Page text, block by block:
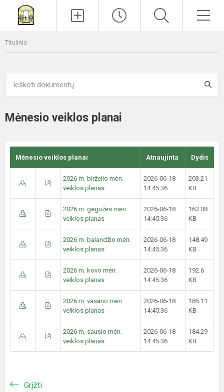
Titulinis
Mėnesio veiklos planai
Mėnesio veiklos planai Atnaujinta Dydis
2026 m. birželio mėn.
veiklos planas
2026-06-18
14:45:36
203.21
KB
2026 m. gegužės mėn.
veiklos planas
2026-06-18
14:45:36
163.08
KB
2026 m. balandžio mėn.
veiklos planas
2026-06-18
14:45:36
148.49
KB
2026 m. kovo mėn.
veiklos planas
2026-06-18
14:45:36
192.6
KB
2026 m. vasario mėn.
veiklos planas
2026-06-18
14:45:36
185.11
KB
2026 m. sausio mėn.
veiklos planas
2026-06-18
14:45:36
184.29
KB
Grįžti